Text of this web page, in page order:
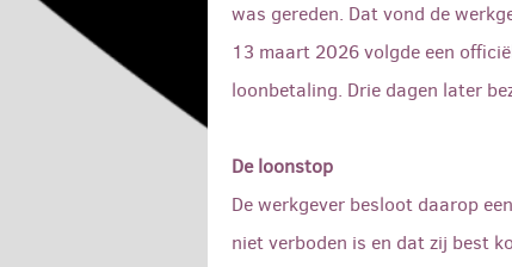
was gereden. Dat vond de
13 maart 2026 volgde een
loonbetaling. Drie dagen later
De loonstop
De werkgever besloot daarop
niet verboden is en dat zij best